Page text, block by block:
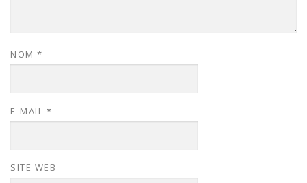
NOM *
E-MAIL *
SITE WEB